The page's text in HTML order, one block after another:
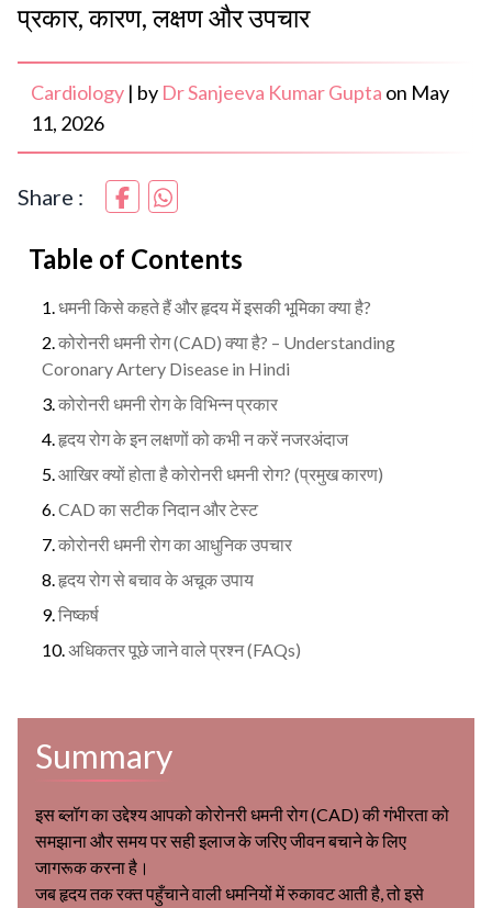
प्रकार, कारण, लक्षण और उपचार
Cardiology | by Dr Sanjeeva Kumar Gupta on May
11, 2026
Share :
Table of Contents
धमनी किसे कहते हैं और हृदय में इसकी भूमिका क्या है?
कोरोनरी धमनी रोग (CAD) क्या है? – Understanding
Coronary Artery Disease in Hindi
कोरोनरी धमनी रोग के विभिन्न प्रकार
हृदय रोग के इन लक्षणों को कभी न करें नजरअंदाज
आखिर क्यों होता है कोरोनरी धमनी रोग? (प्रमुख कारण)
CAD का सटीक निदान और टेस्ट
कोरोनरी धमनी रोग का आधुनिक उपचार
हृदय रोग से बचाव के अचूक उपाय
निष्कर्ष
अधिकतर पूछे जाने वाले प्रश्न (FAQs)
Summary
इस ब्लॉग का उद्देश्य आपको कोरोनरी धमनी रोग (CAD) की गंभीरता को
समझाना और समय पर सही इलाज के जरिए जीवन बचाने के लिए
जागरूक करना है।
जब हृदय तक रक्त पहुँचाने वाली धमनियों में रुकावट आती है, तो इसे